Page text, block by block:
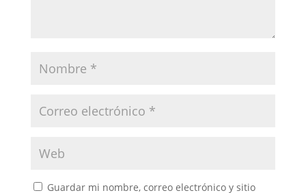
Guardar mi nombre, correo electrónico y sitio